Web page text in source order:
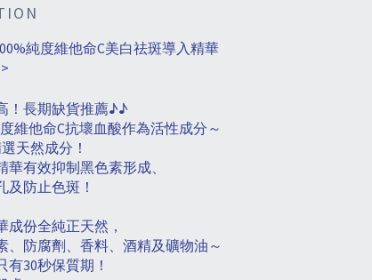
純度維他命C美白祛斑導入精華
！長期缺貨推薦♪♪
維他命C抗壞血酸作為活性成分～
天然成分！
華有效抑制黑色素形成、
及防止色斑！
成份全純正天然，
、防腐劑、香料、酒精及礦物油～
有30秒保質期！